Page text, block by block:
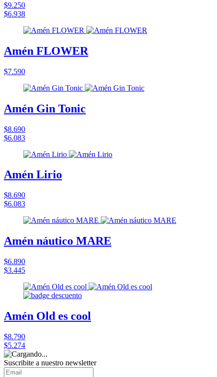
$9.250
$6.938
Amén FLOWER
$7.590
Amén Gin Tonic
$8.690
$6.083
Amén Lirio
$8.690
$6.083
Amén náutico MARE
$6.890
$3.445
Amén Old es cool
$8.790
$5.274
Suscribite a nuestro newsletter